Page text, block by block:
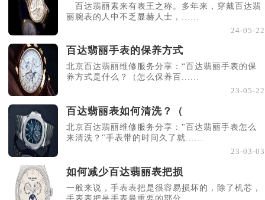
百达翡丽素来有表王之称。多年来，穿戴百达翡
丽腕表的人中不乏显赫人士，......
24-05-22
百达翡丽手表的保养方式
北京百达翡丽维修服务分享：“百达翡丽手表的保
养方式是什么？（怎么保养百......
23-05-22
百达翡丽表如何清洗？（
北京百达翡丽维修服务分享："百达翡丽手表怎么
来清洗？"手表带的时间久了就......
23-03-03
如何减少百达翡丽表把损
一般来说，手表表把是很容易损坏的，除了机芯，